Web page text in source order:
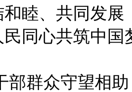
睦、共同发
民同心共筑中国
部群众守望相